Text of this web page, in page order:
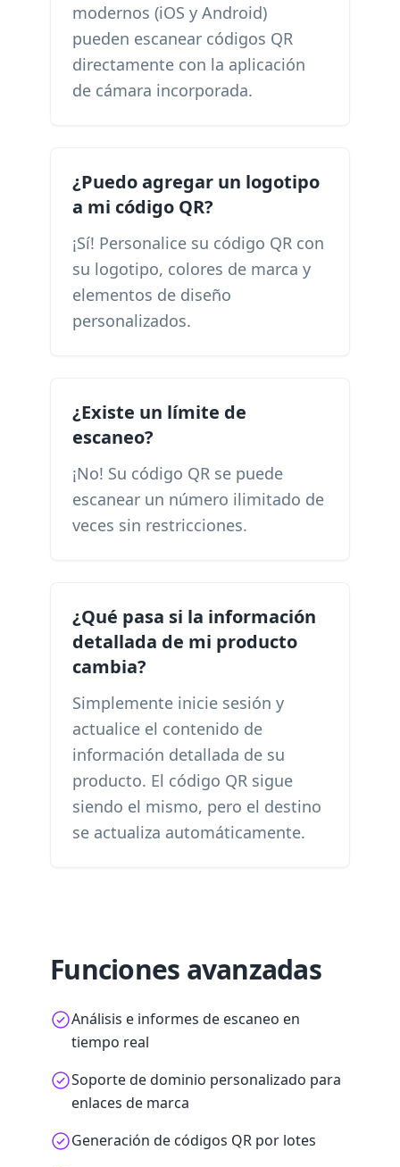
modernos (iOS y Android)
pueden escanear códigos QR
directamente con la aplicación
de cámara incorporada.
¿Puedo agregar un logotipo
a mi código QR?
¡Sí! Personalice su código QR con
su logotipo, colores de marca y
elementos de diseño
personalizados.
¿Existe un límite de
escaneo?
¡No! Su código QR se puede
escanear un número ilimitado de
veces sin restricciones.
¿Qué pasa si la información
detallada de mi producto
cambia?
Simplemente inicie sesión y
actualice el contenido de
información detallada de su
producto. El código QR sigue
siendo el mismo, pero el destino
se actualiza automáticamente.
Funciones avanzadas
Análisis e informes de escaneo en
tiempo real
Soporte de dominio personalizado para
enlaces de marca
Generación de códigos QR por lotes